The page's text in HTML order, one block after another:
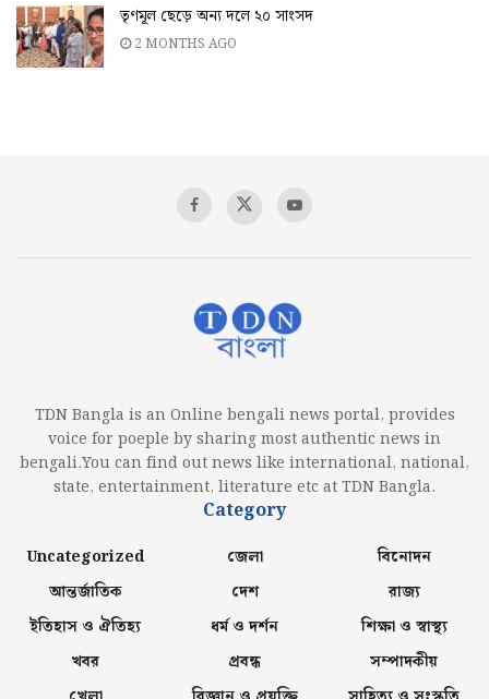
তৃণমূল ছেড়ে অন্য দলে ২০ সাংসদ
2 MONTHS AGO
TDN Bangla is an Online bengali news portal, provides
voice for poeple by sharing most authentic news in
bengali.You can find out news like international, national,
state, entertainment, literature etc at TDN Bangla.
Category
Uncategorized
আন্তর্জাতিক
ইতিহাস ও ঐতিহ্য
খবর
জেলা
দেশ
ধর্ম ও দর্শন
প্রবন্ধ
বিনোদন
রাজ্য
শিক্ষা ও স্বাস্থ্য
সম্পাদকীয়